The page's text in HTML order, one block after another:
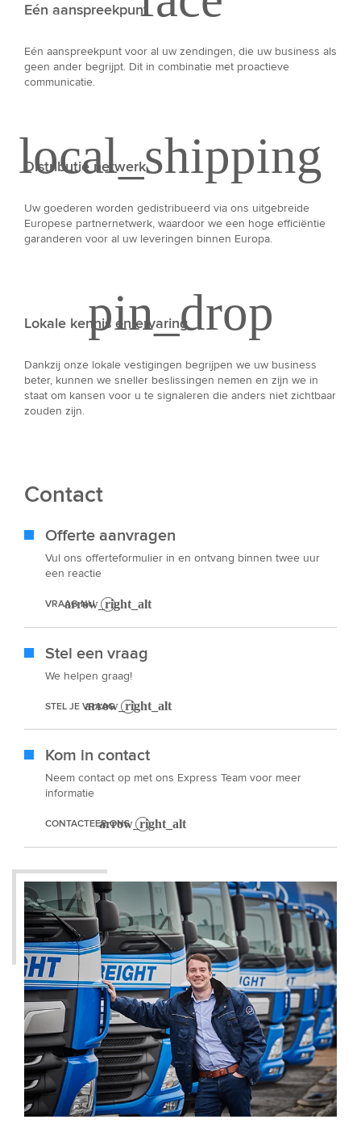
Eén aanspreekpunt
Eén aanspreekpunt voor al uw zendingen, die uw business als
geen ander begrijpt. Dit in combinatie met proactieve
communicatie.
Distributie netwerk
Uw goederen worden gedistribueerd via ons uitgebreide
Europese partnernetwerk, waardoor we een hoge efficiëntie
garanderen voor al uw leveringen binnen Europa.
Lokale kennis en ervaring
Dankzij onze lokale vestigingen begrijpen we uw business
beter, kunnen we sneller beslissingen nemen en zijn we in
staat om kansen voor u te signaleren die anders niet zichtbaar
zouden zijn.
Contact
Offerte aanvragen
Vul ons offerteformulier in en ontvang binnen twee uur
een reactie
VRAAG NU
Stel een vraag
We helpen graag!
STEL JE VRAAG
Kom in contact
Neem contact op met ons Express Team voor meer
informatie
CONTACTEER ONS